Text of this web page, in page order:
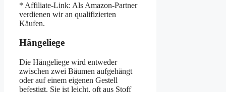
* Affiliate-Link: Als Amazon-Partner
verdienen wir an qualifizierten
Käufen.
Hängeliege
Die Hängeliege wird entweder
zwischen zwei Bäumen aufgehängt
oder auf einem eigenen Gestell
befestigt. Sie ist leicht, oft aus Stoff